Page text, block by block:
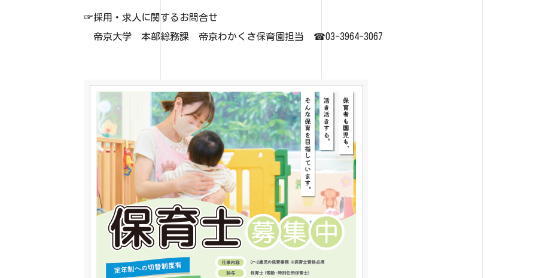
☞採用・求人に関するお問合せ
帝京大学 本部総務課 帝京わかくさ保育園担当 ☎03-3964-3067